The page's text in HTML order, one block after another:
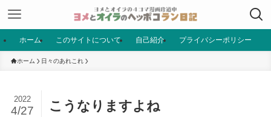
ホーム このサイトについて 自己紹介 プライバシーポリシー
ホーム 日々のあれこれ
こうなりますよね
2022
4/27